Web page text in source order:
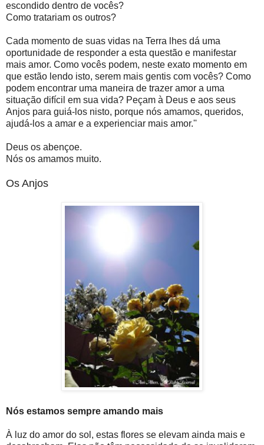
escondido dentro de vocês?
Como tratariam os outros?
Cada momento de suas vidas na Terra lhes dá uma
oportunidade de responder a esta questão e manifestar
mais amor. Como vocês podem, neste exato momento em
que estão lendo isto, serem mais gentis com vocês? Como
podem encontrar uma maneira de trazer amor a uma
situação difícil em sua vida? Peçam à Deus e aos seus
Anjos para guiá-los nisto, porque nós amamos, queridos,
ajudá-los a amar e a experienciar mais amor.''
Deus os abençoe.
Nós os amamos muito.
Os Anjos
Nós estamos sempre amando mais
À luz do amor do sol, estas flores se elevam ainda mais e